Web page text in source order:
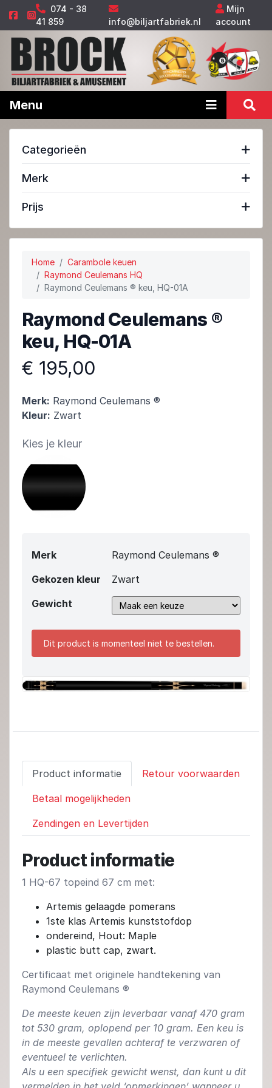
074 - 38
41 859
info@biljartfabriek.nl
Mijn
account
Menu
Categorieën
Merk
Prijs
Home
Carambole keuen
Raymond Ceulemans HQ
Raymond Ceulemans ® keu, HQ-01A
Raymond Ceulemans ®
keu, HQ-01A
€ 195,00
Merk: Raymond Ceulemans ®
Kleur: Zwart
Kies je kleur
Merk
Raymond Ceulemans ®
Gekozen kleur
Zwart
Gewicht
Dit product is momenteel niet te bestellen.
Product informatie Retour voorwaarden
Betaal mogelijkheden
Zendingen en Levertijden
Product informatie
1 HQ-67 topeind 67 cm met:
Artemis gelaagde pomerans
1ste klas Artemis kunststofdop
ondereind, Hout: Maple
plastic butt cap, zwart.
Certificaat met originele handtekening van
Raymond Ceulemans ®
De meeste keuen zijn leverbaar vanaf 470 gram
tot 530 gram, oplopend per 10 gram. Een keu is
in de meeste gevallen achteraf te verzwaren of
eventueel te verlichten.
Als u een specifiek gewicht wenst, dan kunt u dit